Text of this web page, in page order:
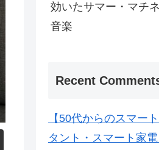
効いたサマー・マチ
音楽
Recent
【50代からのスマー
タント・スマート家